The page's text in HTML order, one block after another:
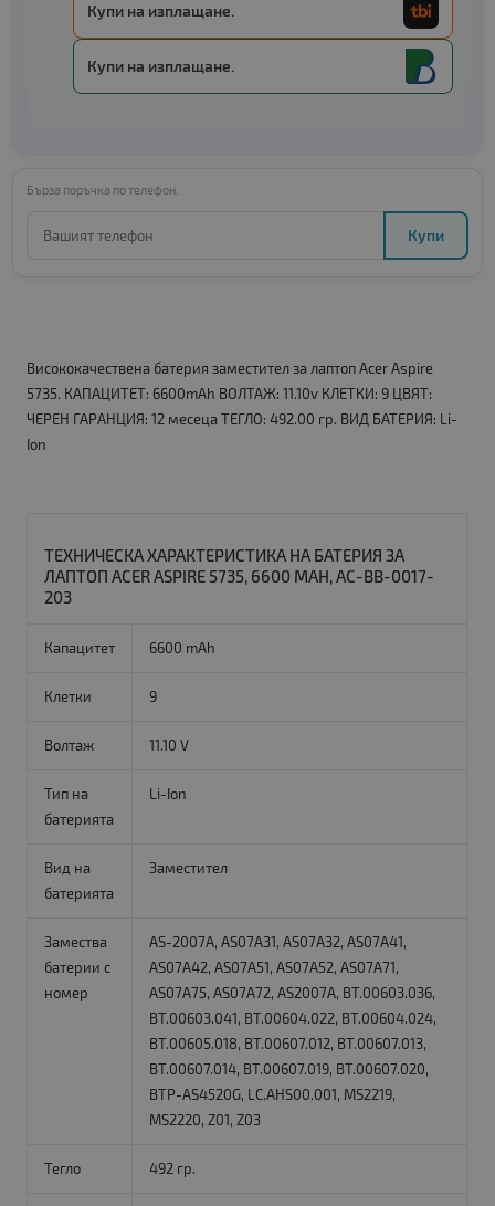
Купи на изплащане.
Купи на изплащане.
Бърза поръчка по телефон:
Купи
Висококачествена батерия заместител за лаптоп Acer Aspire
5735. КАПАЦИТЕТ: 6600mAh ВОЛТАЖ: 11.10v КЛЕТКИ: 9 ЦВЯТ:
ЧЕРЕН ГАРАНЦИЯ: 12 месеца ТЕГЛО: 492.00 гр. ВИД БАТЕРИЯ: Li-
Ion
ТЕХНИЧЕСКА ХАРАКТЕРИСТИКА НА БАТЕРИЯ ЗА
ЛАПТОП ACER ASPIRE 5735, 6600 MAH, AC-BB-0017-
203
Капацитет 6600 mAh
Клетки 9
Волтаж 11.10 V
Тип на
батерията
Li-Ion
Вид на
батерията
Заместител
Замества
батерии с
номер
AS-2007A, AS07A31, AS07A32, AS07A41,
AS07A42, AS07A51, AS07A52, AS07A71,
AS07A75, AS07A72, AS2007A, BT.00603.036,
BT.00603.041, BT.00604.022, BT.00604.024,
BT.00605.018, BT.00607.012, BT.00607.013,
BT.00607.014, BT.00607.019, BT.00607.020,
BTP-AS4520G, LC.AHS00.001, MS2219,
MS2220, Z01, Z03
Тегло 492 гр.